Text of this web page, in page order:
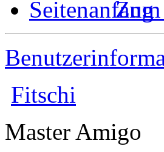
Fitschi
Master Amigo